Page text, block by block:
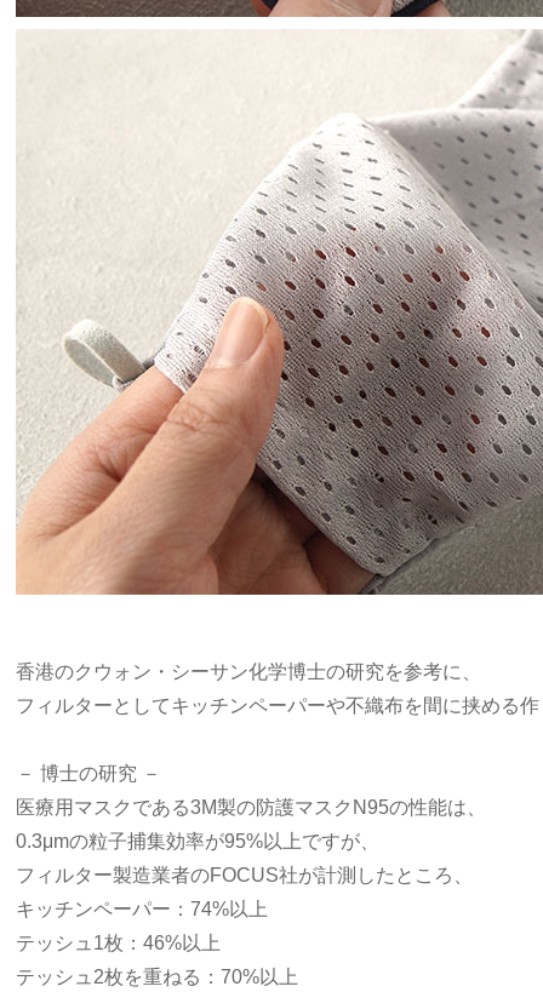
香港のクウォン・シーサン化学博士の研究を参考に、
フィルターとしてキッチンペーパーや不織布を間に挟める
－ 博士の研究 －
医療用マスクである3M製の防護マスクN95の性能は、
0.3μmの粒子捕集効率が95%以上ですが、
フィルター製造業者のFOCUS社が計測したところ、
キッチンペーパー：74%以上
テッシュ1枚：46%以上
テッシュ2枚を重ねる：70%以上